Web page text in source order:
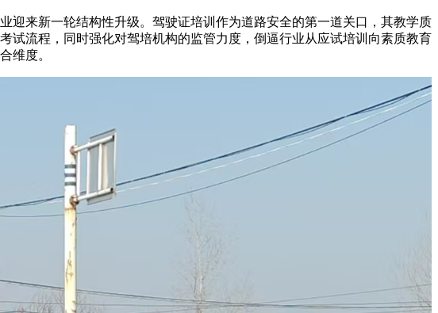
来新一轮结构性升级。驾驶证培训作为道路安全的第一道关口，其教学质
试流程，同时强化对驾培机构的监管力度，倒逼行业从应试培训向素质教育
维度。